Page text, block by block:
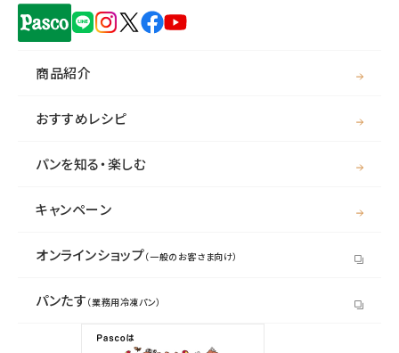
商品紹介
おすすめレシピ
パンを知る・楽しむ
キャンペーン
オンラインショップ（一般のお客さま向け）
パンたす （業務用冷凍パン）